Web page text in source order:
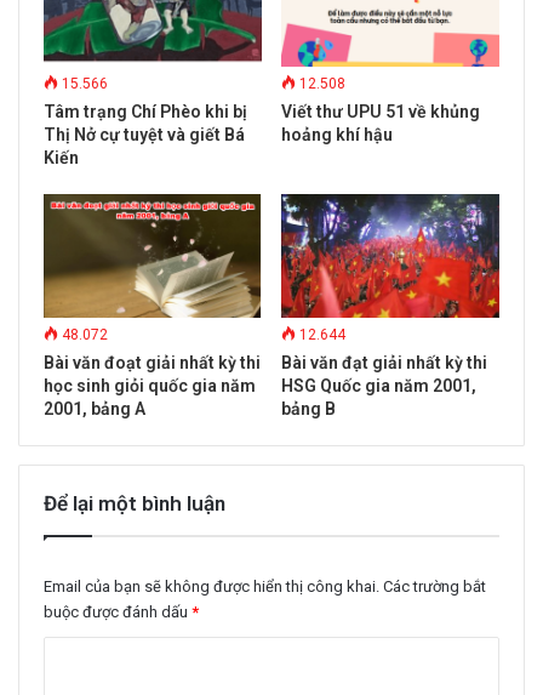
15.566
Tâm trạng Chí Phèo khi bị
Thị Nở cự tuyệt và giết Bá
Kiến
12.508
Viết thư UPU 51 về khủng
hoảng khí hậu
48.072
Bài văn đoạt giải nhất kỳ thi
học sinh giỏi quốc gia năm
2001, bảng A
12.644
Bài văn đạt giải nhất kỳ thi
HSG Quốc gia năm 2001,
bảng B
Để lại một bình luận
Email của bạn sẽ không được hiển thị công khai. Các trường bắt
buộc được đánh dấu *